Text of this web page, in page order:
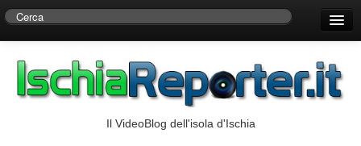
Centro di Ricerche Storiche D’Ambra
Il VideoBlog dell'isola d'Ischia